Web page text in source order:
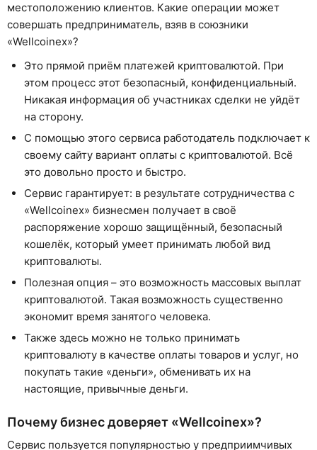
местоположению клиентов. Какие операции может
совершать предприниматель, взяв в союзники
«Wellcoinex»?
Это прямой приём платежей криптовалютой. При
этом процесс этот безопасный, конфиденциальный.
Никакая информация об участниках сделки не уйдёт
на сторону.
С помощью этого сервиса работодатель подключает к
своему сайту вариант оплаты с криптовалютой. Всё
это довольно просто и быстро.
Сервис гарантирует: в результате сотрудничества с
«Wellcoinex» бизнесмен получает в своё
распоряжение хорошо защищённый, безопасный
кошелёк, который умеет принимать любой вид
криптовалюты.
Полезная опция – это возможность массовых выплат
криптовалютой. Такая возможность существенно
экономит время занятого человека.
Также здесь можно не только принимать
криптовалюту в качестве оплаты товаров и услуг, но
покупать такие «деньги», обменивать их на
настоящие, привычные деньги.
Почему бизнес доверяет «Wellcoinex»?
Сервис пользуется популярностью у предприимчивых